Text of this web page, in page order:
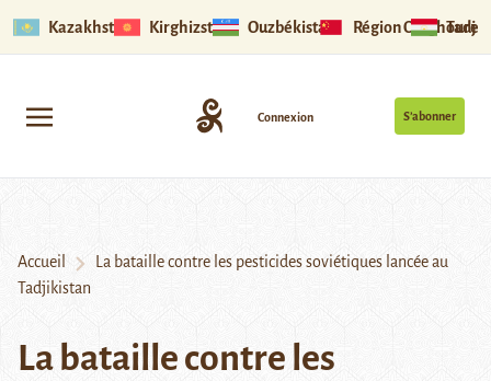
Kazakhstan Kirghizstan Ouzbékistan Région Ouïghoure
S’abonner
Connexion
Accueil
La bataille contre les pesticides soviétiques lancée au
Tadjikistan
La bataille contre les